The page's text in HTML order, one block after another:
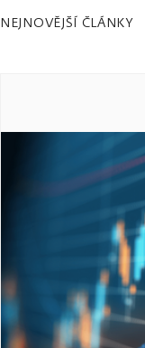
NEJNOVĚJŠÍ ČLÁNKY